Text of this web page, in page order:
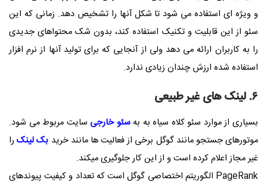
و ویژه ای استفاده می شود تا شکل آنها را تشخیص دهد. زمانی که این
سئو از این قابلیت و تکنیک استفاده کند، بدون شک محتواهای جدیدی
را به کاربران ارائه می دهد ولی از آنجایی که برای تولید آنها از نرم افزار
استفاده شده ارزش چندان زیادی ندارد.
۶. لینک های غیر طبیعی
بسیاری از موارد سئو کلاه سیاه به بهسئو خارجی سایت مربوط می شود.
موتورهای جستجو مانند گوگل برخی از فعالیت ها مانند خرید بک لینکرا
غیر مجاز اعلام کرده است و از این کار جلوگیری میکند.
PageRank الگوریتم اختصاصی گوگل است که تعداد و کیفیت پیوندهای